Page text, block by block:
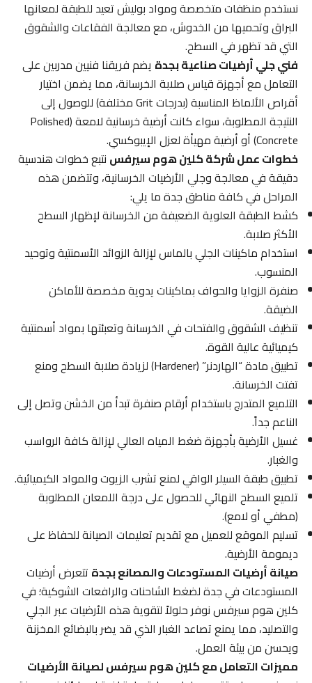
نستخدم منظفات متخصصة ومواد بوليش تعيد للطبقة لمعانها
البراق وتحميها من الخدوش، مع معالجة الفقاعات والشقوق
التي قد تظهر في السطح.
فني جلي أرضيات صناعية بجدةيضم فريقنا فنيين مدربين على
التعامل مع أجهزة قياس صلابة الخرسانة، مما يضمن اختيار
أقراص الألماظ المناسبة (بدرجات Grit مختلفة) للوصول إلى
النتيجة المطلوبة، سواء كانت أرضية خرسانية لامعة (Polished
Concrete) أو أرضية مهيأة لعزل الإيبوكسي.
خطوات عمل شركة كلين هوم سيرفسنتبع خطوات هندسية
دقيقة في معالجة وجلي الأرضيات الخرسانية، وتتضمن هذه
المراحل في كافة مناطق جدة ما يلي:
كشط الطبقة العلوية الضعيفة من الخرسانة لإظهار السطح
الأكثر صلابة.
استخدام ماكينات الجلي بالماس لإزالة الزوائد الأسمنتية وتوحيد
المنسوب.
صنفرة الزوايا والحواف بماكينات يدوية مخصصة للأماكن
الضيقة.
تنظيف الشقوق والفتحات في الخرسانة وتعبئتها بمواد أسمنتية
كيميائية عالية القوة.
تطبيق مادة “الهاردنر” (Hardener) لزيادة صلابة السطح ومنع
تفتت الخرسانة.
التلميع المتدرج باستخدام أرقام صنفرة تبدأ من الخشن وتصل إلى
الناعم جداً.
غسيل الأرضية بأجهزة ضغط المياه العالي لإزالة كافة الرواسب
والغبار.
تطبيق طبقة السيلر الواقي لمنع تشرب الزيوت والمواد الكيميائية.
تلميع السطح النهائي للحصول على درجة اللمعان المطلوبة
(مطفي أو لامع).
تسليم الموقع للعميل مع تقديم تعليمات الصيانة للحفاظ على
ديمومة الأرضية.
صيانة أرضيات المستودعات والمصانع بجدةتتعرض أرضيات
المستودعات في جدة لضغط الشاحنات والرافعات الشوكية؛ في
كلين هوم سيرفس نوفر حلولاً لتقوية هذه الأرضيات عبر الجلي
والتصليد، مما يمنع تصاعد الغبار الذي قد يضر بالبضائع المخزنة
ويحسن من بيئة العمل.
مميزات التعامل مع كلين هوم سيرفس لصيانة الأرضيات